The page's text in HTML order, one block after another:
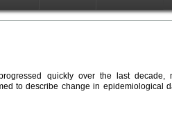
quickly over the last decade,
to describe change in epidemiological